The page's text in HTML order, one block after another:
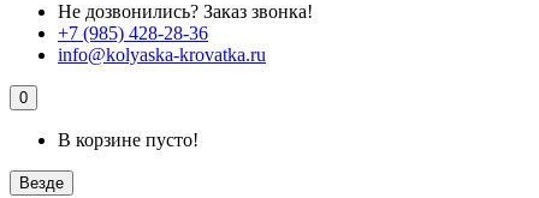
Не дозвонились? Заказ звонка!
+7 (985) 428-28-36
info@kolyaska-krovatka.ru
0
В корзине пусто!
Везде